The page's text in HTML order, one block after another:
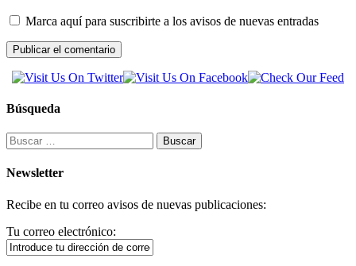
Marca aquí para suscribirte a los avisos de nuevas entradas
Búsqueda
Buscar:
Newsletter
Recibe en tu correo avisos de nuevas publicaciones:
Tu correo electrónico: